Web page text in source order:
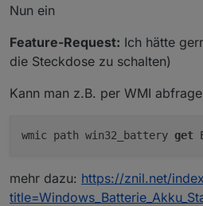
Nun ein
Feature-Request: Ich hätte
die Steckdose zu schalten)
Kann man z.B. per WMI
wmic path win32_battery get
mehr dazu: https://znil.net/